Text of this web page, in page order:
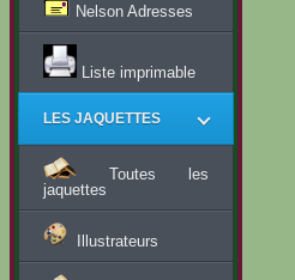
Nelson Adresses
Liste imprimable
LES JAQUETTES
Toutes les
jaquettes
Illustrateurs